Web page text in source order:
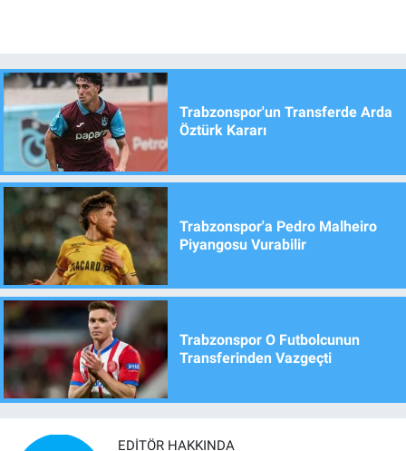
Trabzonspor'un Transferde Arda
Öztürk Kararı
Trabzonspor'a Pedro Malheiro
Piyangosu Vurabilir
Trabzonspor O Futbolcunun
Transferinden Vazgeçti
EDITÖR HAKKINDA